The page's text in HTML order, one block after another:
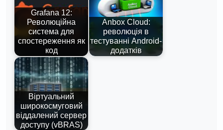
Grafana 12:
Революційна
система для
спостереження як
код
Anbox Cloud:
революція в
тестуванні Android-
додатків
Віртуальний
широкосмуговий
віддалений сервер
доступу (vBRAS)